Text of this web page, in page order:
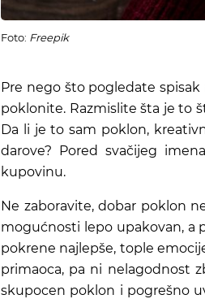
Foto: Freepik
Pre nego što pogledate
poklonite. Razmislite šta je to
Da li je to sam poklon,
darove? Pored svačijeg
kupovinu.
Ne zaboravite, dobar poklon
mogućnosti lepo upakovan, a
pokrene najlepše, tople
primaoca, pa ni nelagodnost
skupocen poklon i pogrešno